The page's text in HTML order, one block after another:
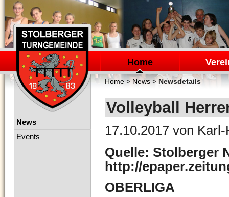
Navigation
überspringen
Home
Home> News>Newsdetails
Volleyball
17.10.2017 von
Quelle: Stolberger
http://
OBERLIGA
Navigation
News
Events